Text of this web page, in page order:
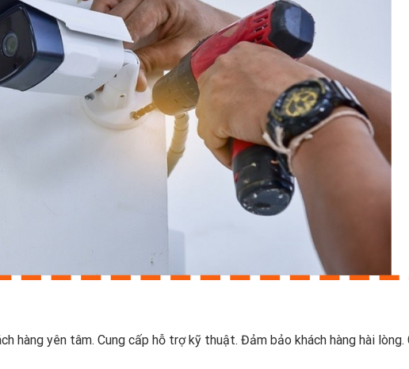
hàng yên tâm. Cung cấp hỗ trợ kỹ thuật. Đảm bảo khách hàng hài lòng.